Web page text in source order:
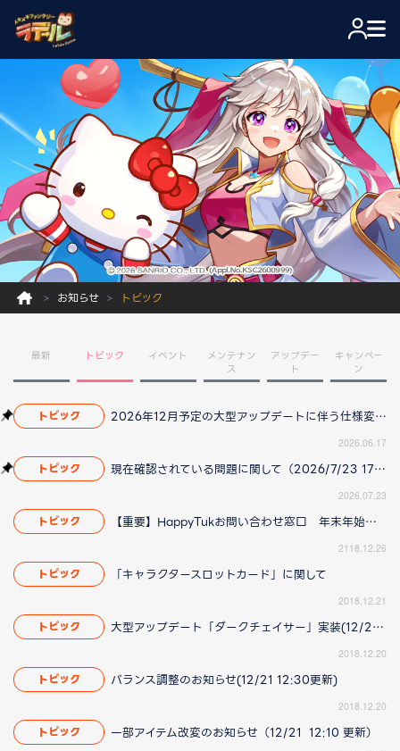
お知らせ トピック
最新 トピック イベント
メンテナン
ス
アップデー
ト
キャンペー
ン
トピック 2026年12月予定の大型アップデートに伴う仕様変更のお知らせ
2026.06.17
トピック 現在確認されている問題に関して（2026/7/23 17:00更新）
2026.07.23
トピック 【重要】HappyTukお問い合わせ窓口 年末年始の営業についてのお知らせ
2118.12.26
トピック 「キャラクタースロットカード」に関して
2018.12.21
トピック 大型アップデート「ダークチェイサー」実装(12/21 12:10更新)
2018.12.20
トピック バランス調整のお知らせ(12/21 12:30更新)
2018.12.20
トピック 一部アイテム改変のお知らせ（12/21 12:10 更新）